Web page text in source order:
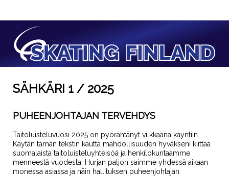
SÄHKÄRI 1 / 2025
PUHEENJOHTAJAN TERVEHDYS
Taitoluisteluvuosi 2025 on pyörähtänyt vilkkaana käyntiin.
Käytän tämän tekstin kautta mahdollisuuden hyväkseni kiittää
suomalaista taitoluisteluyhteisöä ja henkilökuntaamme
menneestä vuodesta. Hurjan paljon saimme yhdessä aikaan
monessa asiassa ja näin hallituksen puheenjohtajan